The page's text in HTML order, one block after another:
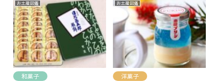
お土産図鑑
和菓子
お土産図鑑
洋菓子